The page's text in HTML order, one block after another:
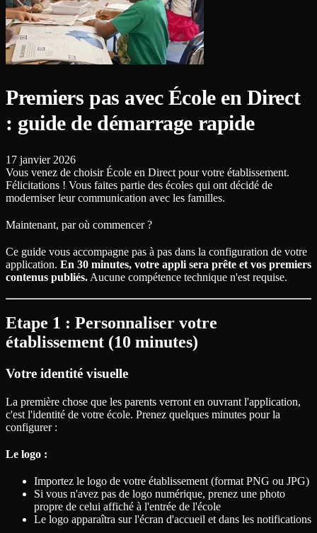
Premiers pas avec École en Direct
: guide de démarrage rapide
17 janvier 2026
Vous venez de choisir École en Direct pour votre établissement.
Félicitations ! Vous faites partie des écoles qui ont décidé de
moderniser leur communication avec les familles.
Maintenant, par où commencer ?
Ce guide vous accompagne pas à pas dans la configuration de votre
application. En 30 minutes, votre appli sera prête et vos premiers
contenus publiés. Aucune compétence technique n'est requise.
Etape 1 : Personnaliser votre
établissement (10 minutes)
Votre identité visuelle
La première chose que les parents verront en ouvrant l'application,
c'est l'identité de votre école. Prenez quelques minutes pour la
configurer :
Le logo :
Importez le logo de votre établissement (format PNG ou JPG)
Si vous n'avez pas de logo numérique, prenez une photo
propre de celui affiché à l'entrée de l'école
Le logo apparaîtra sur l'écran d'accueil et dans les notifications